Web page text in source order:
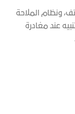
ونظام الملاحة
عند مغادرة